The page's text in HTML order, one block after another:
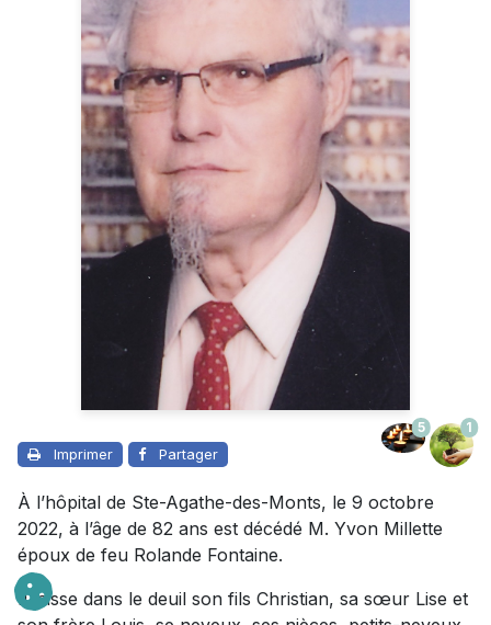
Imprimer Partager
5 1
À l’hôpital de Ste-Agathe-des-Monts, le 9 octobre
2022, à l’âge de 82 ans est décédé M. Yvon Millette
époux de feu Rolande Fontaine.
Il laisse dans le deuil son fils Christian, sa sœur Lise et